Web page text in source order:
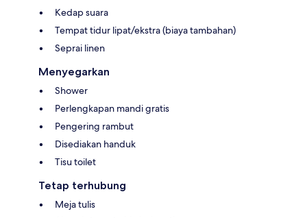
Kedap suara
Tempat tidur lipat/ekstra (biaya tambahan)
Seprai linen
Menyegarkan
Shower
Perlengkapan mandi gratis
Pengering rambut
Disediakan handuk
Tisu toilet
Tetap terhubung
Meja tulis